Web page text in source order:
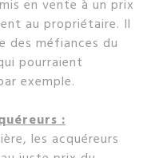
en vente à un prix
au propriétaire. Il
des méfiances du
pourraient
exemple.
:
les acquéreurs